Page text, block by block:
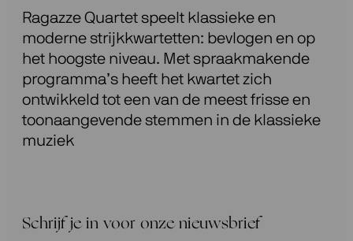
Ragazze Quartet speelt klassieke en
moderne strijkkwartetten: bevlogen en op
het hoogste niveau. Met spraakmakende
programma’s heeft het kwartet zich
ontwikkeld tot een van de meest frisse en
toonaangevende stemmen in de klassieke
muziek
Schrijf je in voor onze nieuwsbrief